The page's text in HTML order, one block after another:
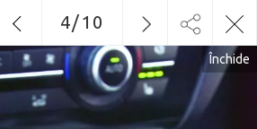
Închide
4/10